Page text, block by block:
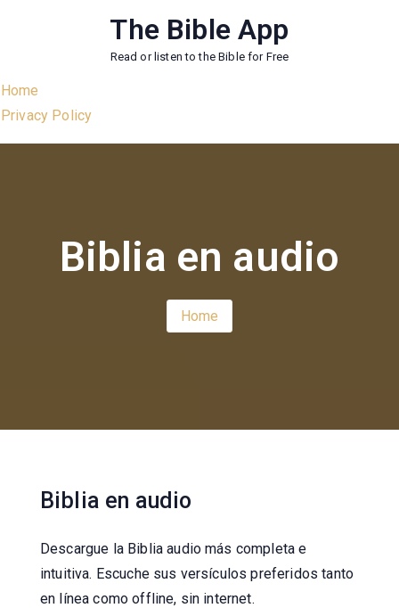
The Bible App
Read or listen to the Bible for Free
Home
Privacy Policy
Biblia en audio
Home
Biblia en audio
Descargue la Biblia audio más completa e
intuitiva. Escuche sus versículos preferidos tanto
en línea como offline, sin internet.